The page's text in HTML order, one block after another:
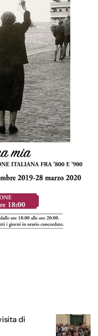
di